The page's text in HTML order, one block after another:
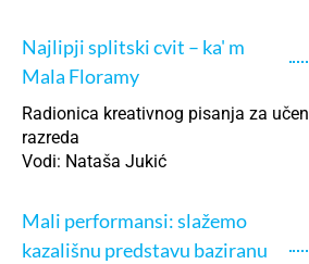
Najlipji splitski cvit – ka' m
Mala Floramy
Radionica kreativnog pisanja za
razreda
Vodi: Nataša Jukić
Mali performansi: slažemo
kazališnu predstavu baziranu